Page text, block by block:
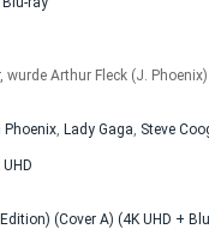
Arthur Fleck (J.
Phoenix, Lady Gaga, Steve
UHD